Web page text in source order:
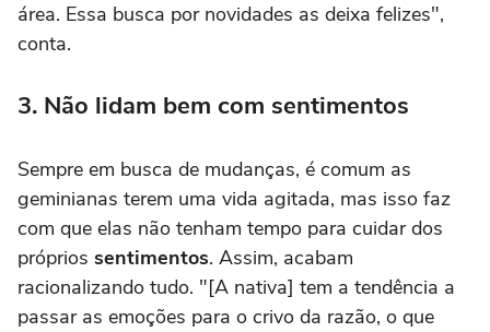
área. Essa busca por novidades as deixa felizes",
conta.
3. Não lidam bem com sentimentos
Sempre em busca de mudanças, é comum as
geminianas terem uma vida agitada, mas isso faz
com que elas não tenham tempo para cuidar dos
próprios sentimentos. Assim, acabam
racionalizando tudo. "[A nativa] tem a tendência a
passar as emoções para o crivo da razão, o que